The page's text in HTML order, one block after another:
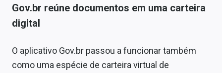
Gov.br reúne documentos em uma carteira
digital
O aplicativo Gov.br passou a funcionar também
como uma espécie de carteira virtual de